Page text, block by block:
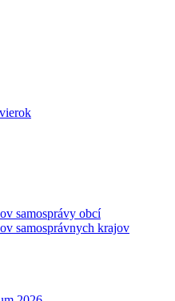
samosprávy obcí
samosprávnych krajov